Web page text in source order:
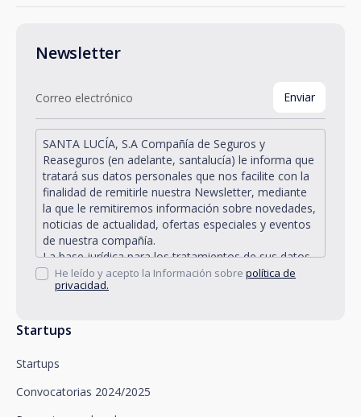
Startups
Startups
Convocatorias 2024/2025
Newsletter
SANTA LUCÍA, S.A Compañía de Seguros y
Reaseguros (en adelante, santalucía) le informa que
tratará sus datos personales que nos facilite con la
finalidad de remitirle nuestra Newsletter, mediante
la que le remitiremos información sobre novedades,
noticias de actualidad, ofertas especiales y eventos
de nuestra compañía.
La base jurídica para los tratamientos de sus datos
personales descritos se encuentra en la propia
gestión y desarrollo de la relación jurídica existente
Santalucía le informa que puede ejercitar sus
oposición, limitación del tratamiento y portabilidad,
así como oponerse al tratamiento de sus datos con
He leído y acepto la Información sobre política de
privacidad.